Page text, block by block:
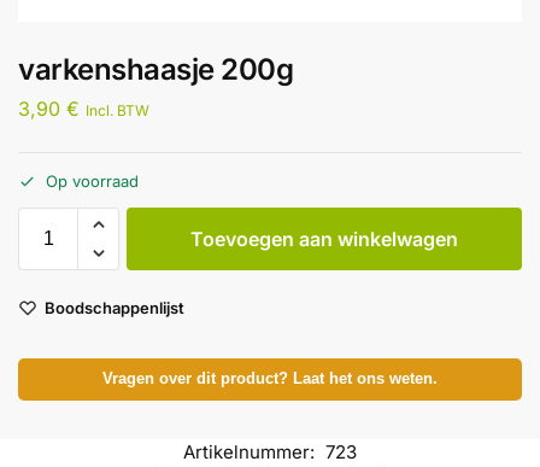
varkenshaasje 200g
3,90 € Incl. BTW
Op voorraad
Toevoegen aan winkelwagen
Boodschappenlijst
Vragen over dit product? Laat het ons weten.
Artikelnummer: 723